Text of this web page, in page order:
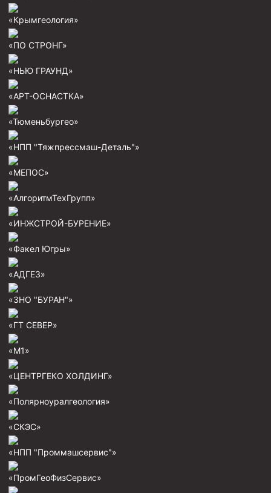
«Крымгеология»
«ПО СТРОНГ»
«НЬЮ ГРАУНД»
«АРТ-ОСНАСТКА»
«Тюменьбургео»
«НПП "Тяжпрессмаш-Деталь"»
«МЕПОС»
«АлгоритмТехГрупп»
«ИНЖСТРОЙ-БУРЕНИЕ»
«Факел Югры»
«АДГЕЗ»
«ЗНО "БУРАН"»
«ГТ СЕВЕР»
«М1»
«ЦЕНТРГЕКО ХОЛДИНГ»
«Полярноуралгеология»
«СКЭС»
«НПП "Проммашсервис"»
«ПромГеоФизСервис»